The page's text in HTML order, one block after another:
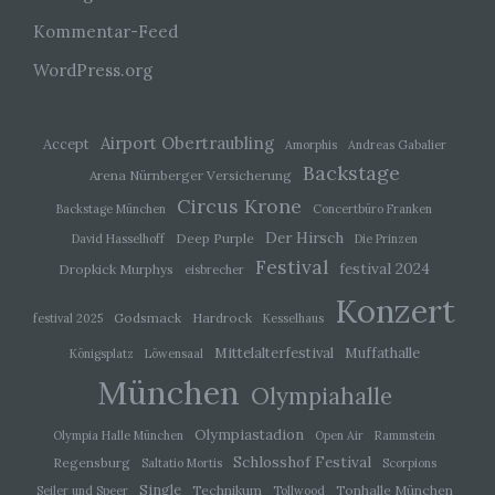
Kommentar-Feed
WordPress.org
Accept Airport Obertraubling Amorphis Andreas Gabalier
Arena Nürnberger Versicherung Backstage
Backstage München Circus Krone
Concertbüro Franken
David Hasselhoff
Deep Purple Der Hirsch Die Prinzen
Dropkick Murphys eisbrecher Festival festival 2024
festival 2025 Godsmack Hardrock Kesselhaus Konzert
Königsplatz Löwensaal Mittelalterfestival Muffathalle
München Olympiahalle
Olympia Halle München Olympiastadion Open Air Rammstein
Regensburg Saltatio Mortis Schlosshof Festival
Scorpions
Seiler und Speer
Single Technikum Tollwood Tonhalle München
Einwilligung ist jede von der betroffenen Person
Weise und unmissverständlich abgegebene
verstehen gibt, dass sie mit der Verarbeitung der
sie betreffenden personenbezogenen Daten
einverstanden ist.
Name und Anschrift des für die Verarbeitung
Verantwortlichen
Verantwortlicher im Sinne der Datenschutz-
Grundverordnung, sonstiger in den Mitgliedstaaten der
Europäischen Union geltenden Datenschutzgesetze
und anderer Bestimmungen mit
datenschutzrechtlichem Charakter ist die:
Michaela Mayerr